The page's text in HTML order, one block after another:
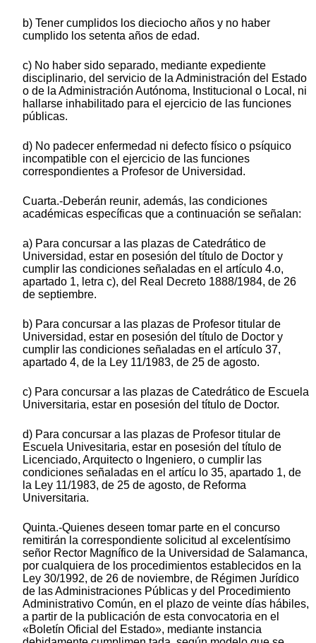
b) Tener cumplidos los dieciocho años y no haber
cumplido los setenta años de edad.
c) No haber sido separado, mediante expediente
disciplinario, del servicio de la Administración del Estado
o de la Administración Autónoma, Institucional o Local, ni
hallarse inhabilitado para el ejercicio de las funciones
públicas.
d) No padecer enfermedad ni defecto físico o psíquico
incompatible con el ejercicio de las funciones
correspondientes a Profesor de Universidad.
Cuarta.-Deberán reunir, además, las condiciones
académicas específicas que a continuación se señalan:
a) Para concursar a las plazas de Catedrático de
Universidad, estar en posesión del título de Doctor y
cumplir las condiciones señaladas en el artículo 4.o,
apartado 1, letra c), del Real Decreto 1888/1984, de 26
de septiembre.
b) Para concursar a las plazas de Profesor titular de
Universidad, estar en posesión del título de Doctor y
cumplir las condiciones señaladas en el artículo 37,
apartado 4, de la Ley 11/1983, de 25 de agosto.
c) Para concursar a las plazas de Catedrático de Escuela
Universitaria, estar en posesión del título de Doctor.
d) Para concursar a las plazas de Profesor titular de
Escuela Univesitaria, estar en posesión del título de
Licenciado, Arquitecto o Ingeniero, o cumplir las
condiciones señaladas en el artícu lo 35, apartado 1, de
la Ley 11/1983, de 25 de agosto, de Reforma
Universitaria.
Quinta.-Quienes deseen tomar parte en el concurso
remitirán la correspondiente solicitud al excelentísimo
señor Rector Magnífico de la Universidad de Salamanca,
por cualquiera de los procedimientos establecidos en la
Ley 30/1992, de 26 de noviembre, de Régimen Jurídico
de las Administraciones Públicas y del Procedimiento
Administrativo Común, en el plazo de veinte días hábiles,
a partir de la publicación de esta convocatoria en el
«Boletín Oficial del Estado», mediante instancia